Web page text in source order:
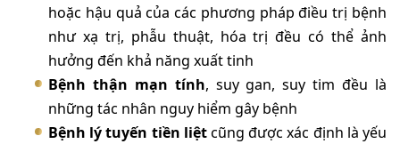
hoặc hậu quả của các phương pháp điều trị bệnh
như xạ trị, phẫu thuật, hóa trị đều có thể ảnh
hưởng đến khả năng xuất tinh
Bệnh thận mạn tính, suy gan, suy tim đều là
những tác nhân nguy hiểm gây bệnh
Bệnh lý tuyến tiền liệtcũng được xác định là yếu